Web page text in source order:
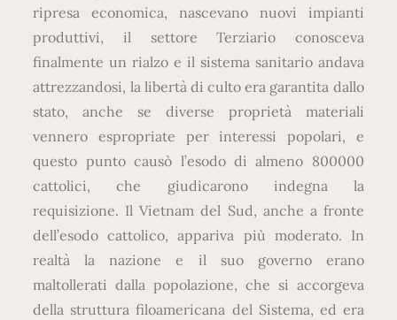
ripresa economica, nascevano nuovi impianti
produttivi, il settore Terziario conosceva
finalmente un rialzo e il sistema sanitario andava
attrezzandosi, la libertà di culto era garantita dallo
stato, anche se diverse proprietà materiali
vennero espropriate per interessi popolari, e
questo punto causò l’esodo di almeno 800000
cattolici, che giudicarono indegna la
requisizione. Il Vietnam del Sud, anche a fronte
dell’esodo cattolico, appariva più moderato. In
realtà la nazione e il suo governo erano
maltollerati dalla popolazione, che si accorgeva
della struttura filoamericana del Sistema, ed era